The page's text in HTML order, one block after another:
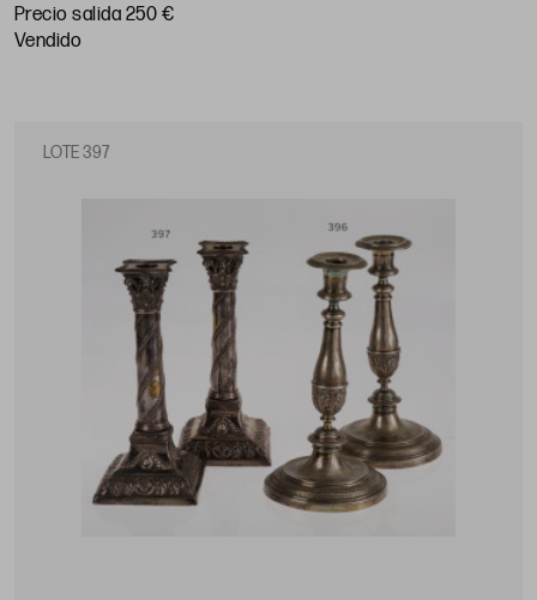
Precio salida 250 €
vendido
LOTE 397